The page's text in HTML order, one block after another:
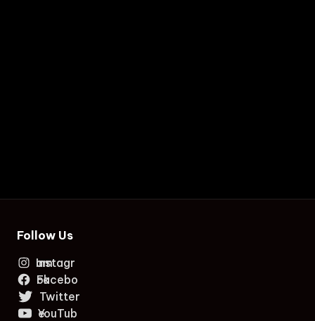
Follow Us
Instagram
Facebook
Twitter
YouTube